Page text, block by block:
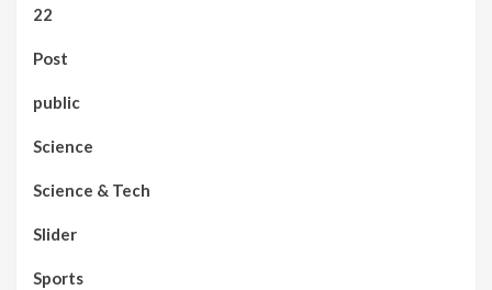
22
Post
public
Science
Science & Tech
Slider
Sports